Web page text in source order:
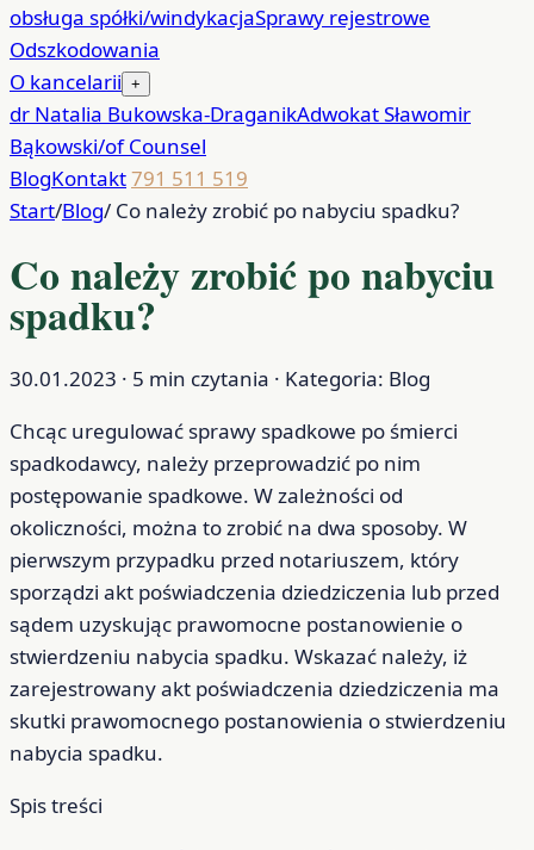
obsługa spółki/windykacjaSprawy rejestrowe
Odszkodowania
O kancelarii +
dr Natalia Bukowska-DraganikAdwokat Sławomir
Bąkowski/of Counsel
BlogKontakt791 511 519
Start/Blog/ Co należy zrobić po nabyciu spadku?
Co należy zrobić po nabyciu
spadku?
30.01.2023 · 5 min czytania · Kategoria: Blog
Chcąc uregulować sprawy spadkowe po śmierci
spadkodawcy, należy przeprowadzić po nim
postępowanie spadkowe. W zależności od
okoliczności, można to zrobić na dwa sposoby. W
pierwszym przypadku przed notariuszem, który
sporządzi akt poświadczenia dziedziczenia lub przed
sądem uzyskując prawomocne postanowienie o
stwierdzeniu nabycia spadku. Wskazać należy, iż
zarejestrowany akt poświadczenia dziedziczenia ma
skutki prawomocnego postanowienia o stwierdzeniu
nabycia spadku.
Spis treści